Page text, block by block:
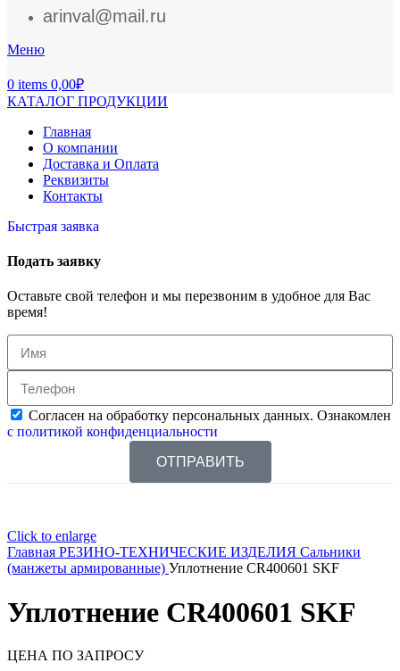
arinval@mail.ru
Меню
0 items 0,00₽
КАТАЛОГ ПРОДУКЦИИ
Главная
О компании
Доставка и Оплата
Реквизиты
Контакты
Быстрая заявка
Подать заявку
Оставьте свой телефон и мы перезвоним в удобное для Вас
время!
Согласен на обработку персональных данных. Ознакомлен
с политикой конфиденциальности
ОТПРАВИТЬ
Click to enlarge
Главная РЕЗИНО-ТЕХНИЧЕСКИЕ ИЗДЕЛИЯ Сальники
(манжеты армированные) Уплотнение CR400601 SKF
Уплотнение CR400601 SKF
ЦЕНА ПО ЗАПРОСУ